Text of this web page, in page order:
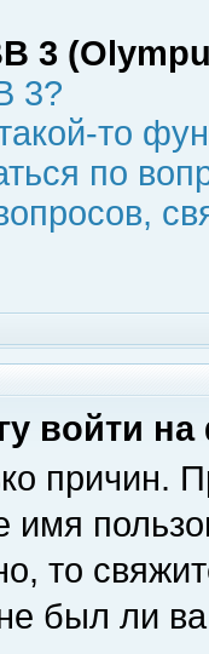
3
3?
то
по
войти
причин.
имя
то
был ли